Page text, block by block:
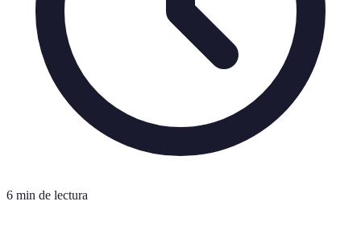
6 min de lectura